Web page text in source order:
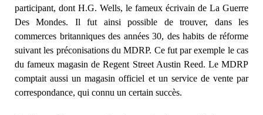
participant, dont H.G. Wells, le fameux écrivain de La Guerre
Des Mondes. Il fut ainsi possible de trouver, dans les
commerces britanniques des années 30, des habits de réforme
suivant les préconisations du MDRP. Ce fut par exemple le cas
du fameux magasin de Regent Street Austin Reed. Le MDRP
comptait aussi un magasin officiel et un service de vente par
correspondance, qui connu un certain succès.